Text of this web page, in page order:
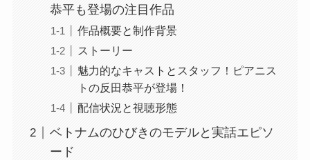
恭平も登場の注目作品
作品概要と制作背景
ストーリー
魅力的なキャストとスタッフ！ピアニス
トの反田恭平が登場！
配信状況と視聴形態
ベトナムのひびきのモデルと実話エピソ
ード